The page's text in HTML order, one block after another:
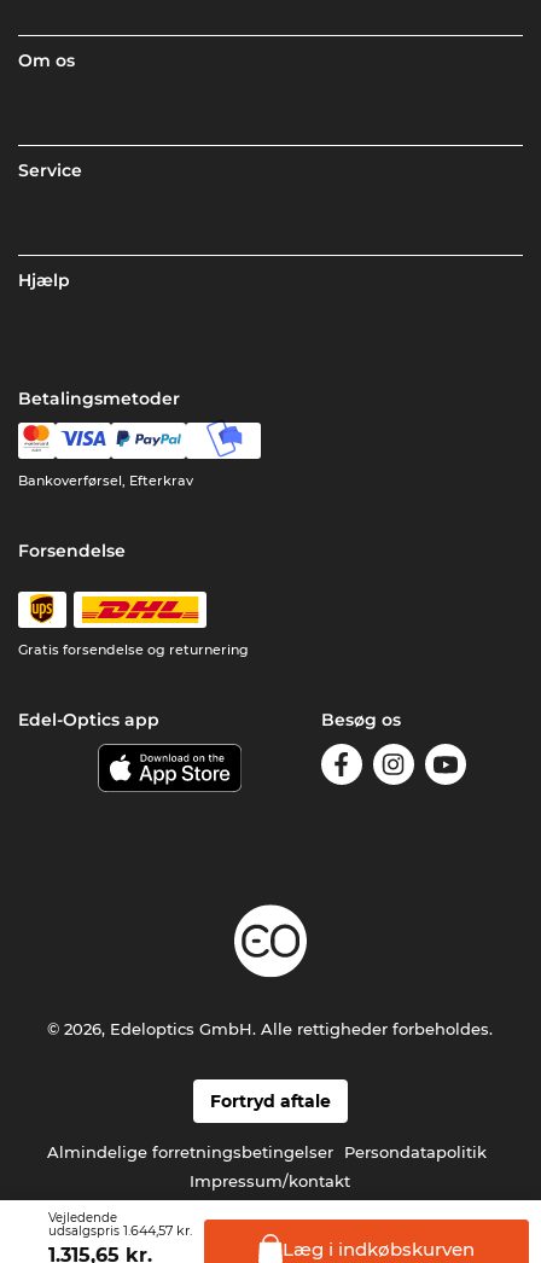
Vejledende
udsalgspris 1.644,57 kr.
1.315,65 kr. Læg i indkøbskurven
Om os
Service
Hjælp
Betalingsmetoder
Bankoverførsel, Efterkrav
Forsendelse
Gratis forsendelse og returnering
Edel-Optics app Besøg os
Fortryd aftale
Almindelige forretningsbetingelser
Persondatapolitik
Impressum/kontakt
© 2026, Edeloptics GmbH. Alle rettigheder forbeholdes.